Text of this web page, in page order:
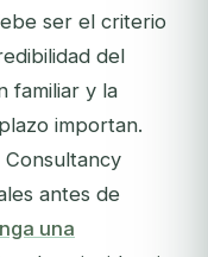
ser el criterio
del
familiar y la
importan.
antes de
una